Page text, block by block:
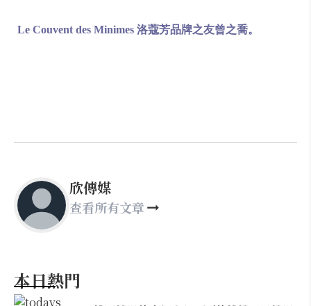
Le Couvent des Minimes 洛蔻芳品牌之友曾之喬。
欣傳媒
查看所有文章
本日熱門